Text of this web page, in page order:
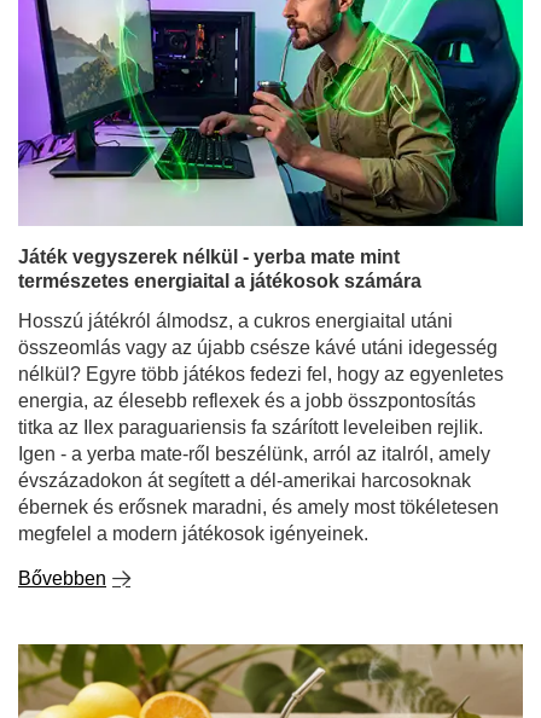
Játék vegyszerek nélkül - yerba mate mint
természetes energiaital a játékosok számára
Hosszú játékról álmodsz, a cukros energiaital utáni
összeomlás vagy az újabb csésze kávé utáni idegesség
nélkül? Egyre több játékos fedezi fel, hogy az egyenletes
energia, az élesebb reflexek és a jobb összpontosítás
titka az Ilex paraguariensis fa szárított leveleiben rejlik.
Igen - a yerba mate-ről beszélünk, arról az italról, amely
évszázadokon át segített a dél-amerikai harcosoknak
ébernek és erősnek maradni, és amely most tökéletesen
megfelel a modern játékosok igényeinek.
Bővebben